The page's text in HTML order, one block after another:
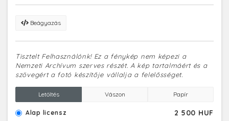
Beágyazás
Tisztelt Felhasználónk! Ez a fénykép nem képezi a
Nemzeti Archívum szerves részét. A kép tartalmáért és a
szövegért a fotó készítője vállalja a felelősséget.
Letöltés Vászon Papír
Alap licensz 2 500 HUF